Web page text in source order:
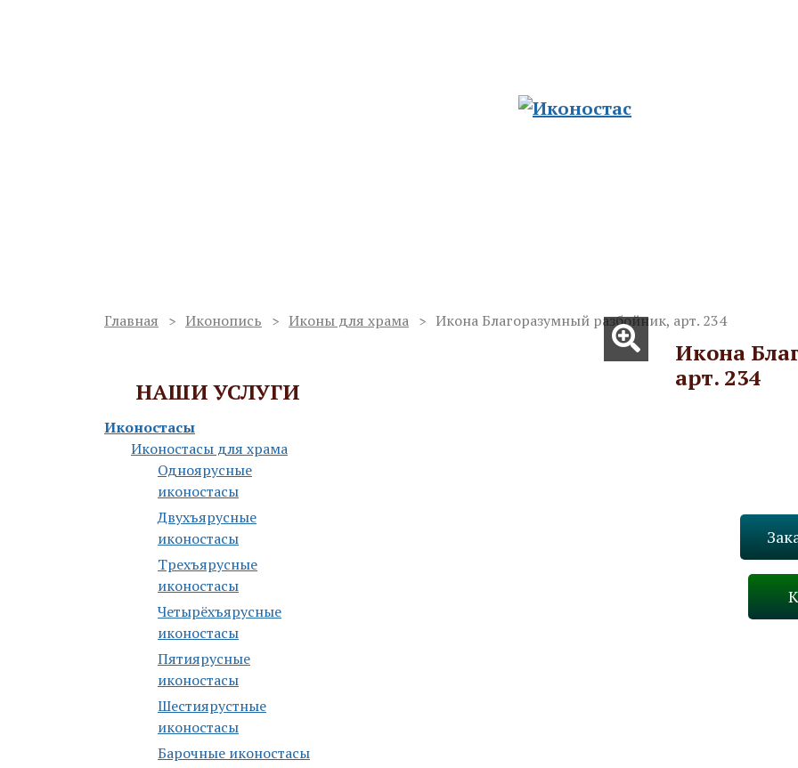
Главная Иконопись Иконы для храма Икона Благоразумный разбойник, арт. 234
НАШИ УСЛУГИ
Иконостасы
Иконостасы для храма
Одноярусные
иконостасы
Двухъярусные
иконостасы
Трехъярусные
иконостасы
Четырёхъярусные
иконостасы
Пятиярусные
иконостасы
Шестиярустные
иконостасы
Барочные иконостасы
Икона
арт. 234